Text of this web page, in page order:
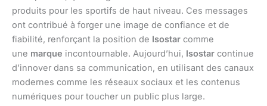
produits pour les sportifs de haut niveau. Ces messages
ont contribué à forger une image de confiance et de
fiabilité, renforçant la position de Isostar comme
une marque incontournable. Aujourd’hui, Isostar continue
d’innover dans sa communication, en utilisant des canaux
modernes comme les réseaux sociaux et les contenus
numériques pour toucher un public plus large.